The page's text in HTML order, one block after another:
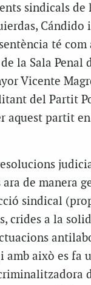
sindicals de
Cándido
té com
la Sala Penal
Vicente
del Partit
aquest partit en
de manera
sindical
crides a la
amb això es fa